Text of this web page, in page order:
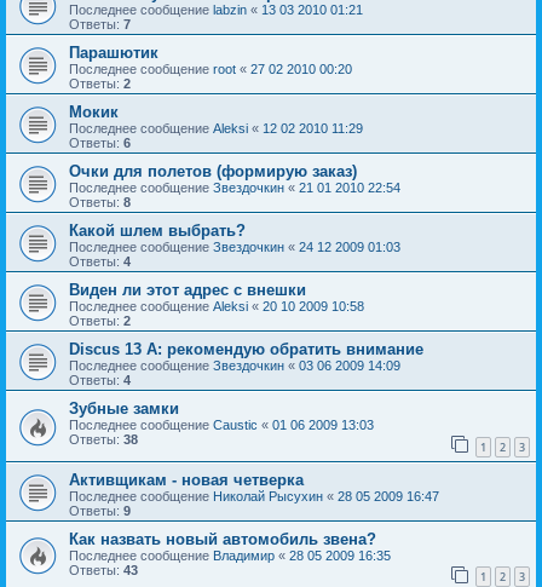
Последнее сообщение labzin « 13 03 2010 01:21
Ответы: 7
Парашютик
Последнее сообщение root « 27 02 2010 00:20
Ответы: 2
Мокик
Последнее сообщение Aleksi « 12 02 2010 11:29
Ответы: 6
Очки для полетов (формирую заказ)
Последнее сообщение Звездочкин « 21 01 2010 22:54
Ответы: 8
Какой шлем выбрать?
Последнее сообщение Звездочкин « 24 12 2009 01:03
Ответы: 4
Виден ли этот адрес с внешки
Последнее сообщение Aleksi « 20 10 2009 10:58
Ответы: 2
Discus 13 А: рекомендую обратить внимание
Последнее сообщение Звездочкин « 03 06 2009 14:09
Ответы: 4
Зубные замки
Последнее сообщение Caustic « 01 06 2009 13:03
Ответы: 38 1 2 3
Активщикам - новая четверка
Последнее сообщение Николай Рысухин « 28 05 2009 16:47
Ответы: 9
Как назвать новый автомобиль звена?
Последнее сообщение Владимир « 28 05 2009 16:35
Ответы: 43 1 2 3